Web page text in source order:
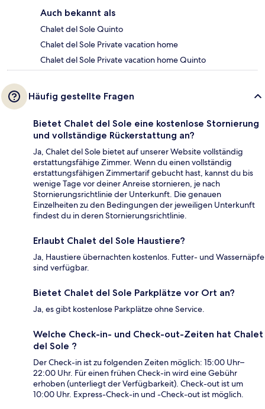
Auch bekannt als
Chalet del Sole Quinto
Chalet del Sole Private vacation home
Chalet del Sole Private vacation home Quinto
Häufig gestellte Fragen
Bietet Chalet del Sole eine kostenlose Stornierung
und vollständige Rückerstattung an?
Ja, Chalet del Sole bietet auf unserer Website vollständig
erstattungsfähige Zimmer. Wenn du einen vollständig
erstattungsfähigen Zimmertarif gebucht hast, kannst du bis
wenige Tage vor deiner Anreise stornieren, je nach
Stornierungsrichtlinie der Unterkunft. Die genauen
Einzelheiten zu den Bedingungen der jeweiligen Unterkunft
findest du in deren Stornierungsrichtlinie.
Erlaubt Chalet del Sole Haustiere?
Ja, Haustiere übernachten kostenlos. Futter- und Wassernäpfe
sind verfügbar.
Bietet Chalet del Sole Parkplätze vor Ort an?
Ja, es gibt kostenlose Parkplätze ohne Service.
Welche Check-in- und Check-out-Zeiten hat Chalet
del Sole ?
Der Check-in ist zu folgenden Zeiten möglich: 15:00 Uhr–
22:00 Uhr. Für einen frühen Check-in wird eine Gebühr
erhoben (unterliegt der Verfügbarkeit). Check-out ist um
10:00 Uhr. Express-Check-in und -Check-out ist möglich.